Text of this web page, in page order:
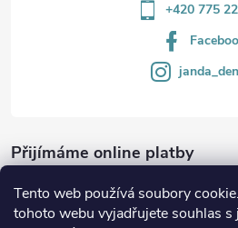
Tento web používá soubory
tohoto webu vyjadřujete souhlas
+420 775
Přijímáme online platby